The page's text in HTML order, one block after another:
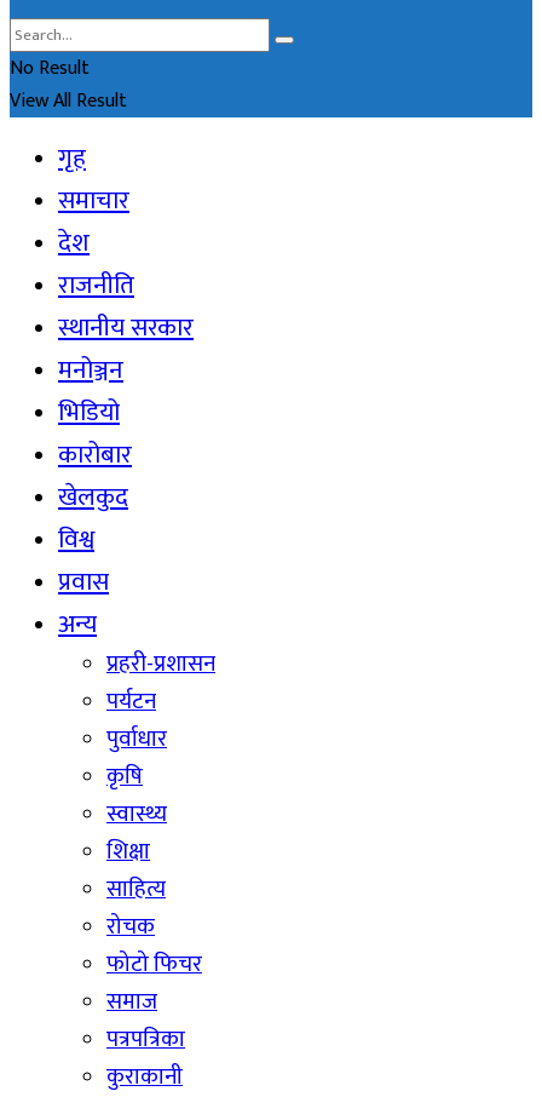
No Result
View All Result
गृह
समाचार
देश
राजनीति
स्थानीय सरकार
मनोञ्जन
भिडियो
कारोबार
खेलकुद
विश्व
प्रवास
अन्य
प्रहरी-प्रशासन
पर्यटन
पुर्वाधार
कृषि
स्वास्थ्य
शिक्षा
साहित्य
रोचक
फोटो फिचर
समाज
पत्रपत्रिका
कुराकानी